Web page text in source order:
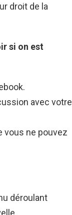
droit de la
si on est
avec votre
vous ne pouvez
déroulant